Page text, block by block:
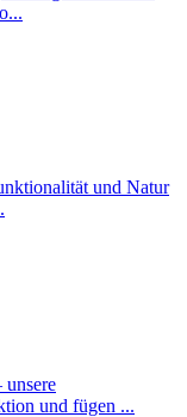
und Natur
unsere
und fügen ...